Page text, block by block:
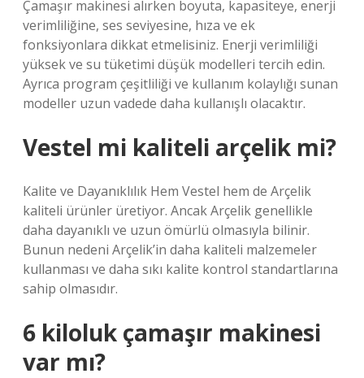
Çamaşır makinesi alırken boyuta, kapasiteye, enerji
verimliliğine, ses seviyesine, hıza ve ek
fonksiyonlara dikkat etmelisiniz. Enerji verimliliği
yüksek ve su tüketimi düşük modelleri tercih edin.
Ayrıca program çeşitliliği ve kullanım kolaylığı sunan
modeller uzun vadede daha kullanışlı olacaktır.
Vestel mi kaliteli arçelik mi?
Kalite ve Dayanıklılık Hem Vestel hem de Arçelik
kaliteli ürünler üretiyor. Ancak Arçelik genellikle
daha dayanıklı ve uzun ömürlü olmasıyla bilinir.
Bunun nedeni Arçelik’in daha kaliteli malzemeler
kullanması ve daha sıkı kalite kontrol standartlarına
sahip olmasıdır.
6 kiloluk çamaşır makinesi
var mı?